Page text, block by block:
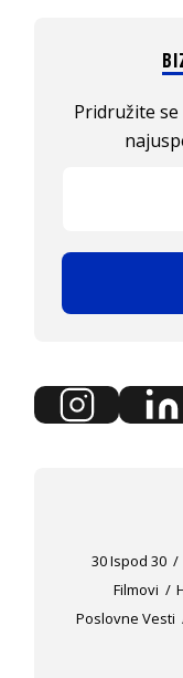
Pridružite
30 Ispod 30
Filmovi
Poslovne Vesti